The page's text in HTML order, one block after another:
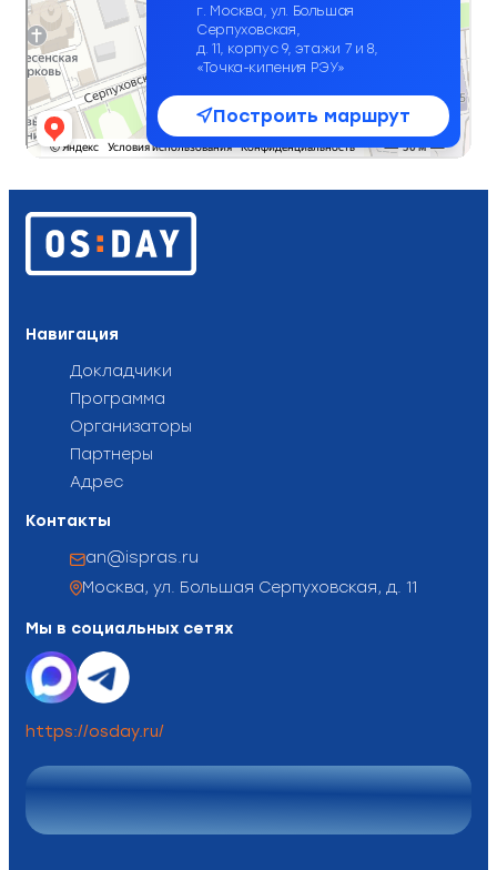
г. Москва, ул. Большая
Серпуховская,
д. 11, корпус 9, этажи 7 и 8,
«Точка-кипения РЭУ»
Построить маршрут
Навигация
Докладчики
Программа
Организаторы
Партнеры
Адрес
Контакты
an@ispras.ru
Москва, ул. Большая Серпуховская, д. 11
Мы в социальных сетях
https://osday.ru/
201620172018201920202021